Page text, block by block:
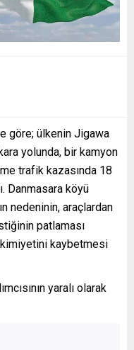
göre; ülkenin Jigawa
yolunda, bir kamyon
trafik kazasında 18
Danmasara köyü
nedeninin, araçlardan
patlaması
kaybetmesi
yaralı olarak